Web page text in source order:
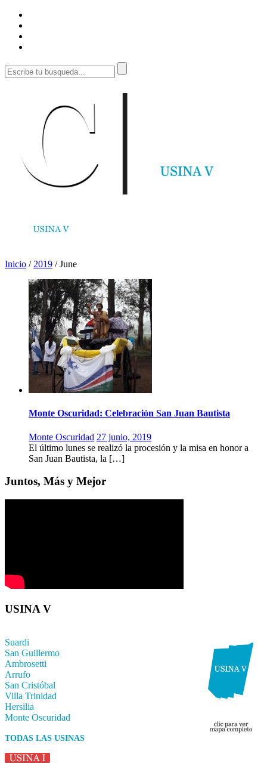
Inicio / 2019 /June
Monte Oscuridad: Celebración San Juan Bautista
Monte Oscuridad 27 junio, 2019
El último lunes se realizó la procesión y la misa en honor a
San Juan Bautista, la […]
Juntos, Más y Mejor
USINA V
Suardi
San Guillermo
Ambrosetti
Arrufo
San Cristóbal
Villa Trinidad
Hersilia
Monte Oscuridad
TODAS LAS USINAS